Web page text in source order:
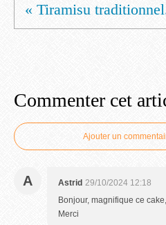
« Tiramisu
Commenter cet
Ajouter un
A Astrid 29/10/2024 12:18
Bonjour, magnifique ce
Merci